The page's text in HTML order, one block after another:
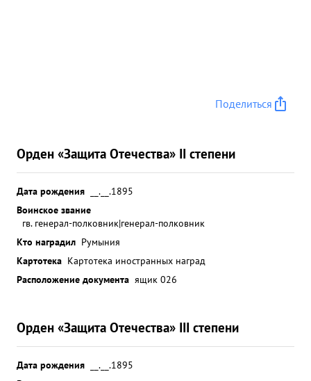
Поделиться
Орден «Защита Отечества» II степени
Дата рождения
__.__.1895
Воинское звание
гв. генерал-полковник|генерал-полковник
Кто наградил Румыния
Картотека Картотека иностранных наград
Расположение документа ящик 026
Орден «Защита Отечества» III степени
Дата рождения
__.__.1895